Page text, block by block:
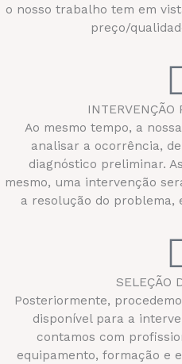
o nosso trabalho tem em
preço/
INTERVENÇÃO
Ao mesmo tempo, a
analisar a ocorrência,
diagnóstico preliminar.
mesmo, uma intervenção
a resolução do problema,
SELEÇÃO
Posteriormente,
disponível para a
contamos com
equipamento, formação e